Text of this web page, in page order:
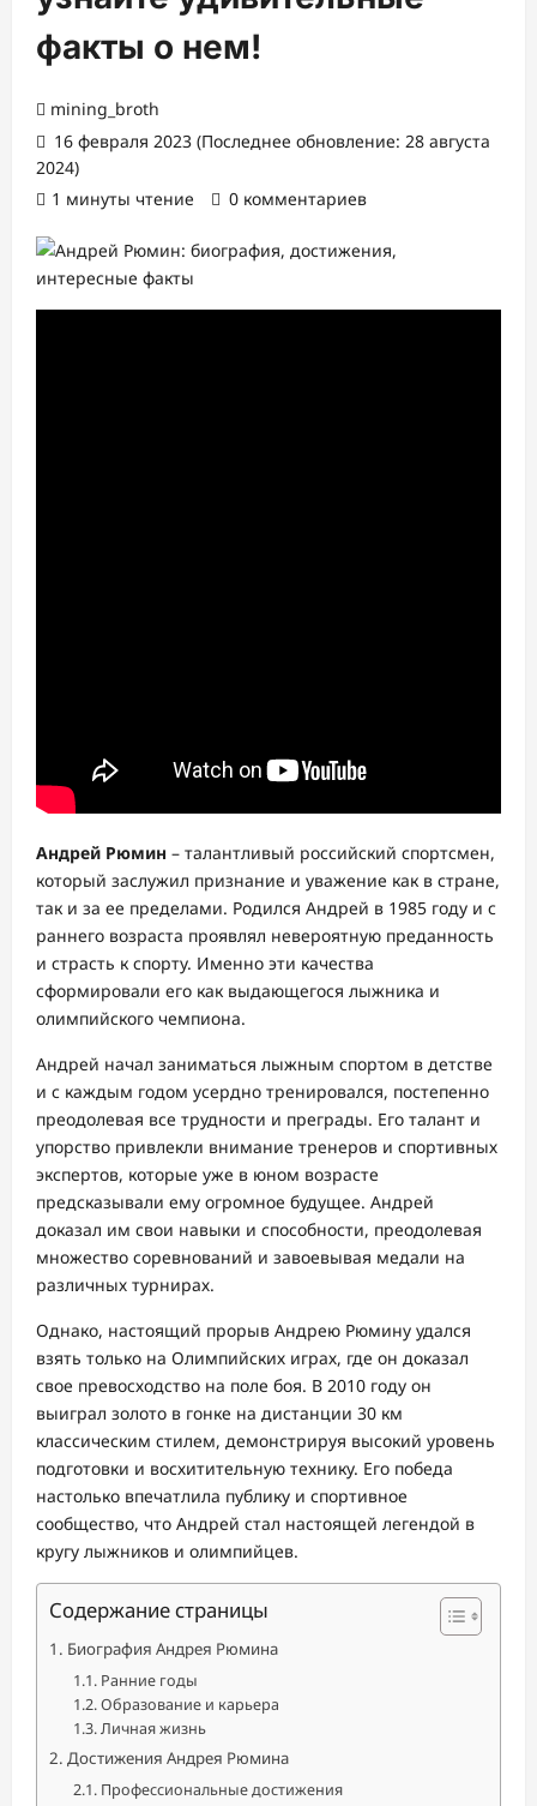
факты о нем!
mining_broth
16 февраля 2023 (Последнее обновление: 28 августа
2024)
1 минуты чтение
0 комментариев
Андрей Рюмин – талантливый российский спортсмен,
который заслужил признание и уважение как в стране,
так и за ее пределами. Родился Андрей в 1985 году и с
раннего возраста проявлял невероятную преданность
и страсть к спорту. Именно эти качества
сформировали его как выдающегося лыжника и
олимпийского чемпиона.
Андрей начал заниматься лыжным спортом в детстве
и с каждым годом усердно тренировался, постепенно
преодолевая все трудности и преграды. Его талант и
упорство привлекли внимание тренеров и спортивных
экспертов, которые уже в юном возрасте
предсказывали ему огромное будущее. Андрей
доказал им свои навыки и способности, преодолевая
множество соревнований и завоевывая медали на
различных турнирах.
Однако, настоящий прорыв Андрею Рюмину удался
взять только на Олимпийских играх, где он доказал
свое превосходство на поле боя. В 2010 году он
выиграл золото в гонке на дистанции 30 км
классическим стилем, демонстрируя высокий уровень
подготовки и восхитительную технику. Его победа
настолько впечатлила публику и спортивное
сообщество, что Андрей стал настоящей легендой в
кругу лыжников и олимпийцев.
Содержание страницы
Биография Андрея Рюмина
Ранние годы
Образование и карьера
Личная жизнь
Достижения Андрея Рюмина
Профессиональные достижения